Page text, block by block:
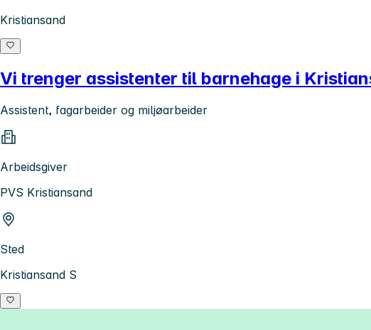
Kristiansand
Vi trenger assistenter til barnehage i
Assistent, fagarbeider og miljøarbeider
Arbeidsgiver
PVS Kristiansand
Sted
Kristiansand S